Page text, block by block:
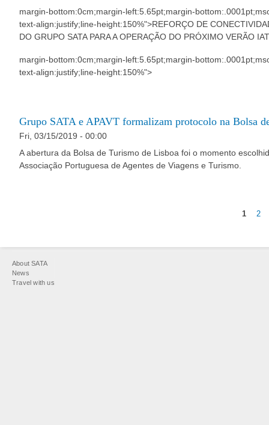
margin-bottom:0cm;margin-left:5.65pt;margin-
text-align:justify;line-height:150%">REFORÇO DE
DO GRUPO SATA PARA A OPERAÇÃO DO PRÓXIMO VERÃO
margin-bottom:0cm;margin-left:5.65pt;margin-
text-align:justify;line-height:150%">
Grupo SATA e APAVT formalizam protocolo na Bolsa
Fri, 03/15/2019 - 00:00
A abertura da Bolsa de Turismo de Lisboa foi o momento
Associação Portuguesa de Agentes de Viagens e Turismo.
1 2
are
About SATA
News
Travel with us